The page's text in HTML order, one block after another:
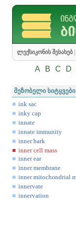
ლექსიკონის შესახებ
A B C D
მეზობელი სიტყვები
ink sac
inky cap
innate
innate immunity
inner bark
inner cell mass
inner ear
inner membrane
inner mitochondrial
innervate
innervation